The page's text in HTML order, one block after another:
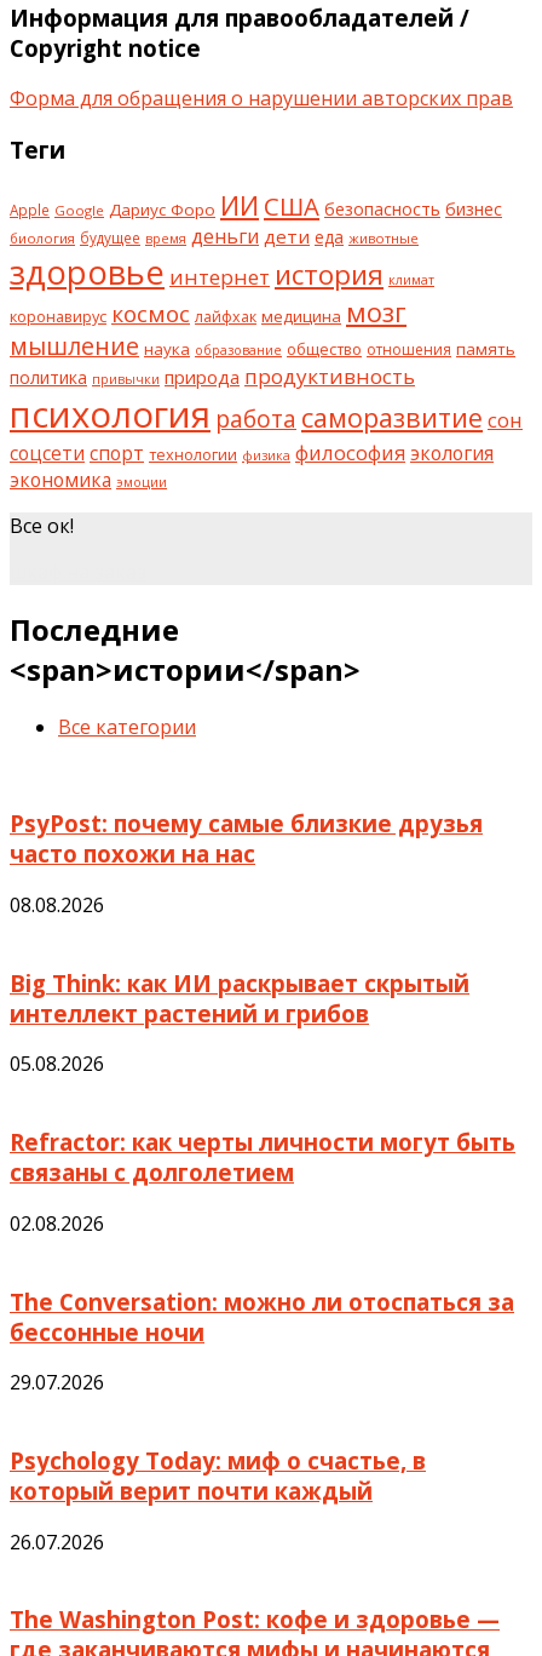
Информация для правообладателей /
Copyright notice
Форма для обращения о нарушении авторских прав
Теги
Apple Google Дариус Форо ИИ США безопасность бизнес
биология будущее время деньги дети еда животные
здоровье интернет история климат
коронавирус космос лайфхак медицина мозг
мышление наука образование общество отношения память
политика привычки природа продуктивность
психология работа саморазвитие сон
соцсети спорт технологии физика философия экология
экономика эмоции
Все ок!
Последние
<span>истории</span>
Все категории
PsyPost: почему самые близкие друзья
часто похожи на нас
08.08.2026
Big Think: как ИИ раскрывает скрытый
интеллект растений и грибов
05.08.2026
Refractor: как черты личности могут быть
связаны с долголетием
02.08.2026
The Conversation: можно ли отоспаться за
бессонные ночи
29.07.2026
Psychology Today: миф о счастье, в
который верит почти каждый
26.07.2026
The Washington Post: кофе и здоровье —
где заканчиваются мифы и начинаются